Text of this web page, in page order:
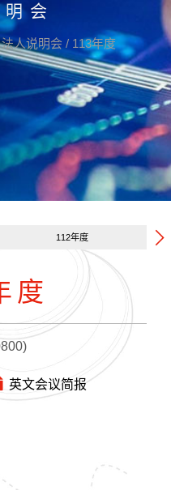
会
法人说明会 / 113年度
112年度
度
英文会议简报